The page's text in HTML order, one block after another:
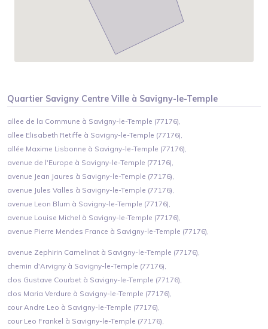
Quartier Savigny Centre Ville à Savigny-le-Temple
allee de la Commune à Savigny-le-Temple (77176),
allee Elisabeth Retiffe à Savigny-le-Temple (77176),
allée Maxime Lisbonne à Savigny-le-Temple (77176),
avenue de l'Europe à Savigny-le-Temple (77176),
avenue Jean Jaures à Savigny-le-Temple (77176),
avenue Jules Valles à Savigny-le-Temple (77176),
avenue Leon Blum à Savigny-le-Temple (77176),
avenue Louise Michel à Savigny-le-Temple (77176),
avenue Pierre Mendes France à Savigny-le-Temple (77176),
avenue Zephirin Camelinat à Savigny-le-Temple (77176),
chemin d'Arvigny à Savigny-le-Temple (77176),
clos Gustave Courbet à Savigny-le-Temple (77176),
clos Maria Verdure à Savigny-le-Temple (77176),
cour Andre Leo à Savigny-le-Temple (77176),
cour Leo Frankel à Savigny-le-Temple (77176),